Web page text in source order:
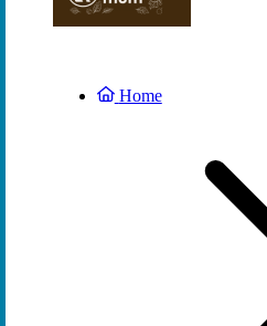
Home